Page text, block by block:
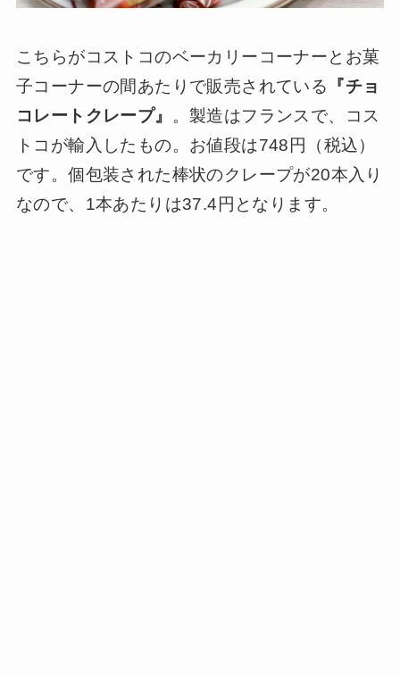
こちらがコストコのベーカリーコーナーとお菓
子コーナーの間あたりで販売されている
『チョ
コレートクレープ』
。製造はフランスで、コス
トコが輸入したもの。お値段は748円（税込）
です。個包装された棒状のクレープが20本入り
なので、1本あたりは37.4円となります。